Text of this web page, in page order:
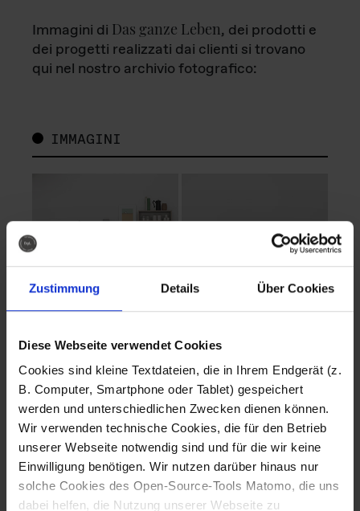
Zustimmung Details Über Cookies
Diese Webseite verwendet Cookies
Cookies sind kleine Textdateien, die in Ihrem Endgerät (z.
B. Computer, Smartphone oder Tablet) gespeichert
werden und unterschiedlichen Zwecken dienen können.
Wir verwenden technische Cookies, die für den Betrieb
unserer Webseite notwendig sind und für die wir keine
Einwilligung benötigen. Wir nutzen darüber hinaus nur
solche Cookies des Open-Source-Tools Matomo, die uns
dabei helfen, die Nutzung unserer Webseite zu
Immagini di Das ganze Leben, dei prodotti e
dei progetti realizzati dai clienti si trovano
qui nel nostro archivio fotografico:
IMMAGINI
Fotografo: Lorenz
Sternbach
Download
Fotografo: Lorenz
Sternbach
Download